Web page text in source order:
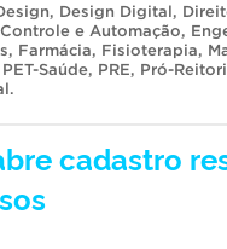
, Design Digital,
e Automação,
, Farmácia, Fisioterapia,
PET-Saúde, PRE, Pró-
.
cadastro